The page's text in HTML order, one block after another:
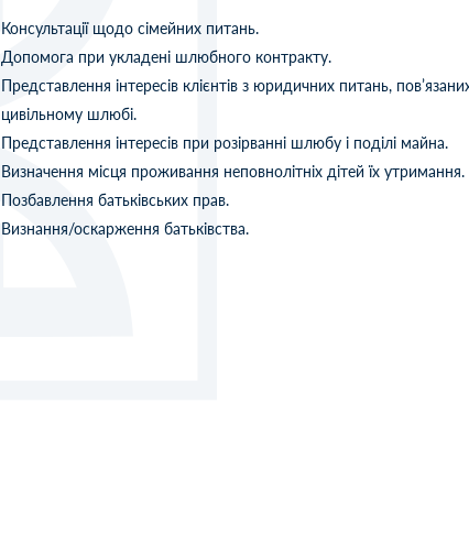
Консультації щодо сімейних питань.
Допомога при укладені шлюбного контракту.
Представлення інтересів клієнтів з юридичних питань,
цивільному шлюбі.
Представлення інтересів при розірванні шлюбу і поділі майна.
Визначення місця проживання неповнолітніх дітей їх утримання.
Позбавлення батьківських прав.
Визнання/оскарження батьківства.